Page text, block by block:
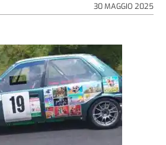
30 MAGGIO 2025